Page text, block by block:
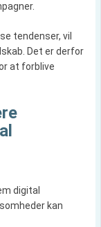
tendenser, vil
Det er derfor
at forblive
digital
kan